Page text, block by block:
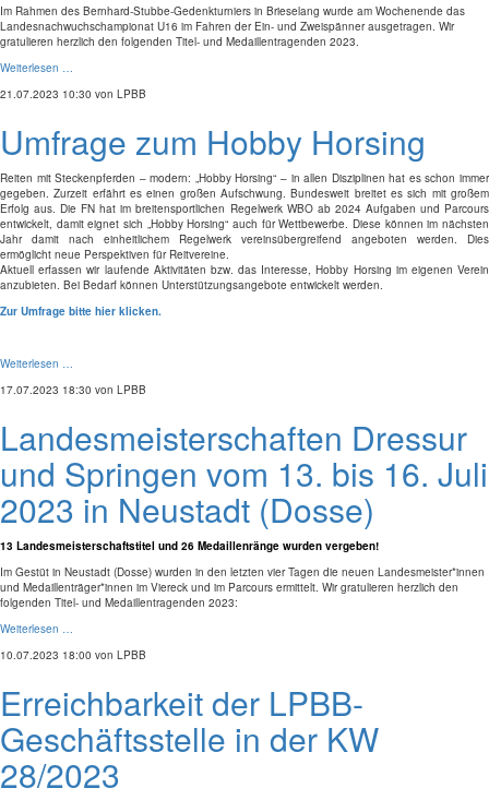
Im Rahmen des Bernhard-Stubbe-Gedenkturniers in Brieselang wurde am Wochenende das
Landesnachwuchschampionat U16 im Fahren der Ein- und Zweispänner ausgetragen. Wir
gratulieren herzlich den folgenden Titel- und Medaillentragenden 2023.
Weiterlesen …
21.07.2023 10:30 von LPBB
Umfrage zum Hobby Horsing
Reiten mit Steckenpferden – modern: „Hobby Horsing“ – in allen Disziplinen hat es schon immer
gegeben. Zurzeit erfährt es einen großen Aufschwung. Bundesweit breitet es sich mit großem
Erfolg aus. Die FN hat im breitensportlichen Regelwerk WBO ab 2024 Aufgaben und Parcours
entwickelt, damit eignet sich „Hobby Horsing“ auch für Wettbewerbe. Diese können im nächsten
Jahr damit nach einheitlichem Regelwerk vereinsübergreifend angeboten werden. Dies
ermöglicht neue Perspektiven für Reitvereine.
Aktuell erfassen wir laufende Aktivitäten bzw. das Interesse, Hobby Horsing im eigenen Verein
anzubieten. Bei Bedarf können Unterstützungsangebote entwickelt werden.
Zur Umfrage bitte hier klicken.
Weiterlesen …
17.07.2023 18:30 von LPBB
Landesmeisterschaften Dressur
und Springen vom 13. bis 16. Juli
2023 in Neustadt (Dosse)
13 Landesmeisterschaftstitel und 26 Medaillenränge wurden vergeben!
Im Gestüt in Neustadt (Dosse) wurden in den letzten vier Tagen die neuen Landesmeister*innen
und Medaillenträger*innen im Viereck und im Parcours ermittelt. Wir gratulieren herzlich den
folgenden Titel- und Medaillentragenden 2023:
Weiterlesen …
10.07.2023 18:00 von LPBB
Erreichbarkeit der LPBB-
Geschäftsstelle in der KW
28/2023